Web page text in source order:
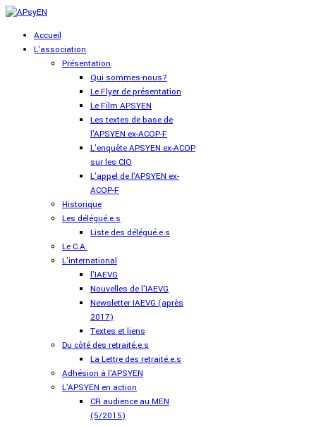
Accueil
L'association
Présentation
Qui sommes-nous?
Le Flyer de présentation
Le Film APSYEN
Les textes de base de
l'APSYEN ex-ACOP-F
L'enquête APSYEN ex-ACOP
sur les CIO
L'appel de l'APSYEN ex-
ACOP-F
Historique
Les délégué.e.s
Liste des délégué.e.s
Le C.A.
L'international
l'IAEVG
Nouvelles de l'IAEVG
Newsletter IAEVG (après
2017)
Textes et liens
Du côté des retraité.e.s
La Lettre des retraité.e.s
Adhésion à l'APSYEN
L'APSYEN en action
CR audience au MEN
(5/2015)